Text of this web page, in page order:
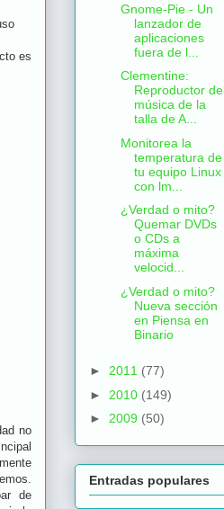
es
no
de
Gnome-Pie - Un
lanzador de
aplicaciones
fuera de l...
Clementine:
Reproductor de
música de la
talla de A...
Monitorea la
temperatura de
tu equipo Linux
con lm...
¿Verdad o mito?
Quemar DVDs
o CDs a
máxima
velocid...
¿Verdad o mito?
Nueva sección
en Piensa en
Binario
► 2011 (77)
► 2010 (149)
► 2009 (50)
Entradas populares